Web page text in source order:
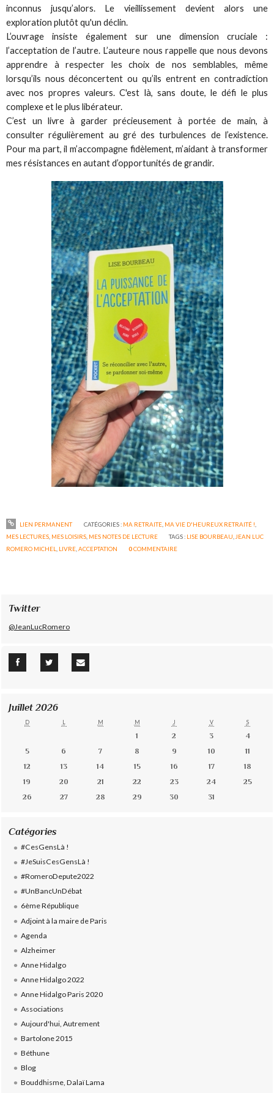
inconnus jusqu’alors. Le vieillissement devient alors une
exploration plutôt qu'un déclin.
L’ouvrage insiste également sur une dimension cruciale :
l’acceptation de l’autre. L’auteure nous rappelle que nous devons
apprendre à respecter les choix de nos semblables, même
lorsqu’ils nous déconcertent ou qu’ils entrent en contradiction
avec nos propres valeurs. C'est là, sans doute, le défi le plus
complexe et le plus libérateur.
C’est un livre à garder précieusement à portée de main, à
consulter régulièrement au gré des turbulences de l’existence.
Pour ma part, il m’accompagne fidèlement, m’aidant à transformer
mes résistances en autant d’opportunités de grandir.
LIEN PERMANENT CATÉGORIES : MA RETRAITE, MA VIE D'HEUREUX RETRAITÉ !
MES LECTURES MES LOISIRS MES NOTES DE LECTURE TAGS : LISE BOURBEAU JEAN LUC
ROMERO MICHEL
LIVRE ,ACCEPTATION 0COMMENTAIRE
Twitter
@JeanLucRomero
Juillet 2026
D L M M J V S
1 2 3
4
5
6 7 8 9 10
11
12
13 14 15 16 17
18
19
20 21 22 23 24
25
26
27 28 29 30 31
Catégories
#CesGensLà !
#JeSuisCesGensLà !
#RomeroDepute2022
#UnBancUnDébat
6ème République
Adjoint à la maire de Paris
Agenda
Alzheimer
Anne Hidalgo
Anne Hidalgo 2022
Anne Hidalgo Paris 2020
Associations
Aujourd'hui, Autrement
Bartolone 2015
Béthune
Blog
Bouddhisme, Dalaï Lama